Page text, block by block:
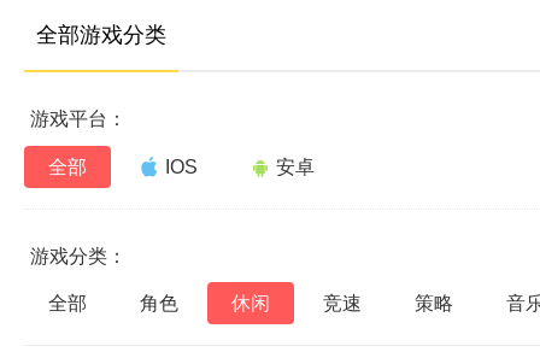
全部游戏分类
游戏平台：
全部 IOS 安卓
游戏分类：
全部 角色 休闲 竞速 策略 音